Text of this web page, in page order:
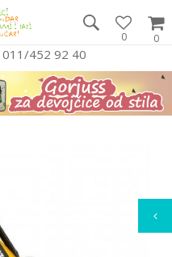
0
0
452 92 40